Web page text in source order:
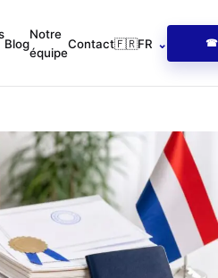
Blog
Notre
équipe
Contact🇫🇷FR ⌄ ☎